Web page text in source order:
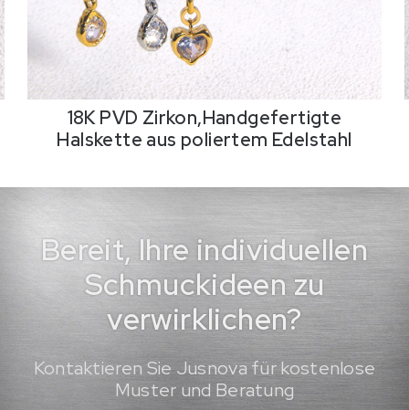
18K PVD Zirkon,Handgefertigte
Halskette aus poliertem Edelstahl
Bereit, Ihre individuellen
Schmuckideen zu
verwirklichen?
Kontaktieren Sie Jusnova für kostenlose
Muster und Beratung